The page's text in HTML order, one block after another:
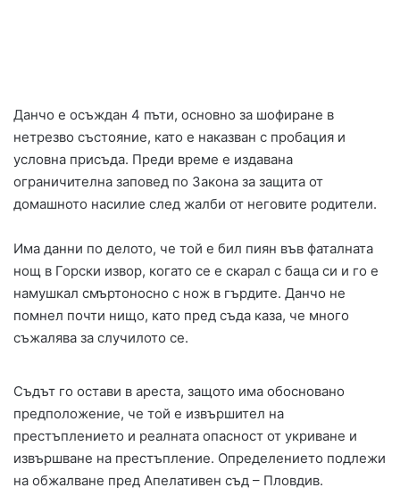
Данчо е осъждан 4 пъти, основно за шофиране в
нетрезво състояние, като е наказван с пробация и
условна присъда. Преди време е издавана
ограничителна заповед по Закона за защита от
домашното насилие след жалби от неговите родители.
Има данни по делото, че той е бил пиян във фаталната
нощ в Горски извор, когато се е скарал с баща си и го е
намушкал смъртоносно с нож в гърдите. Данчо не
помнел почти нищо, като пред съда каза, че много
съжалява за случилото се.
Съдът го остави в ареста, защото има обосновано
предположение, че той е извършител на
престъплението и реалната опасност от укриване и
извършване на престъпление. Определението подлежи
на обжалване пред Апелативен съд – Пловдив.